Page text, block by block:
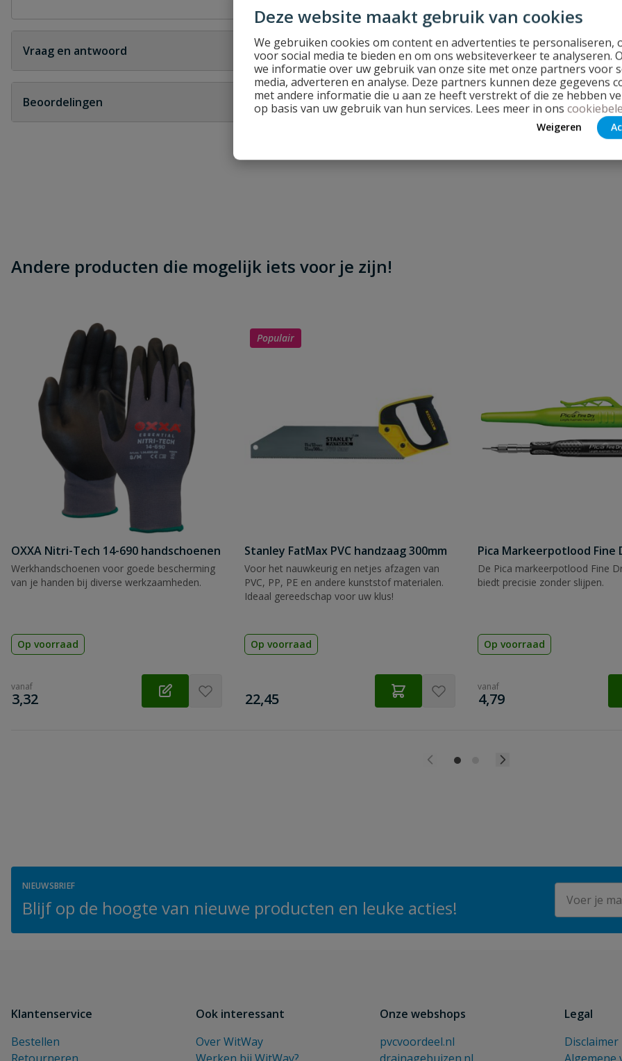
Deze website maakt gebruik van cookies
We gebruiken cookies om content en advertenties te personaliseren,
voor social media te bieden en om ons websiteverkeer te analyseren.
we informatie over uw gebruik van onze site met onze partners voor
media, adverteren en analyse. Deze partners kunnen deze gegevens
met andere informatie die u aan ze heeft verstrekt of die ze hebben
op basis van uw gebruik van hun services. Lees meer in ons
Weigeren
Vraag en antwoord
Geen vragen
Stel
Beoordelingen
Samenvatting
Beoordeling
Beoordeling versturen
Andere producten die mogelijk iets voor je zijn!
OXXA Nitri-Tech 14-690 handschoenen
Werkhandschoenen voor goede bescherming
van je handen bij diverse werkzaamheden.
Op voorraad
vanaf
€
3,32
Populair
Stanley FatMax PVC handzaag 300mm
Voor het nauwkeurig en netjes afzagen van
PVC, PP, PE en andere kunststof materialen.
Ideaal gereedschap voor uw klus!
Op voorraad
€
22,45
Pica Markeerpotlood Fine
De Pica markeerpotlood Fine
biedt precisie zonder slijpen.
Op voorraad
vanaf
€
4,79
NIEUWSBRIEF
Blijf op de hoogte van nieuwe producten en leuke acties!
Klantenservice
Bestellen
Ook interessant
Over WitWay
Onze webshops
pvcvoordeel.nl
Legal
Disclaimer